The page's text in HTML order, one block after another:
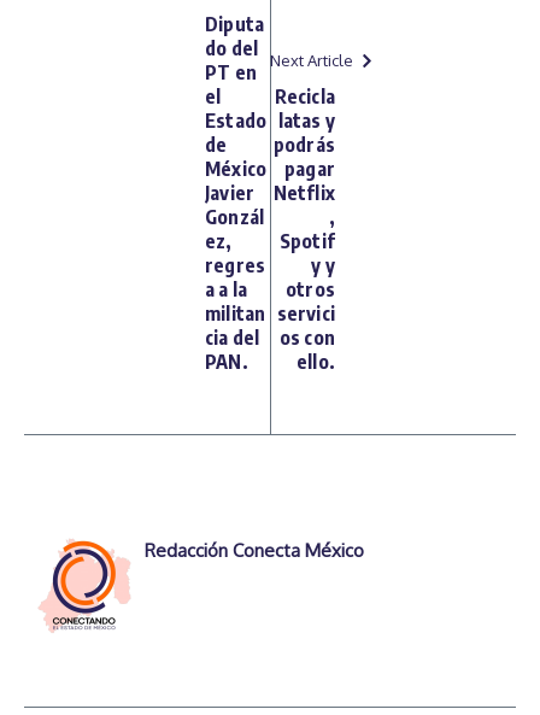
Diputa
do del
PT en
el
Estado
de
México
Javier
Gonzál
ez,
regres
a a la
militan
cia del
PAN.
Next Article
Recicla
latas y
podrás
pagar
Netflix
,
Spotif
y y
otros
servici
os con
ello.
Redacción Conecta México